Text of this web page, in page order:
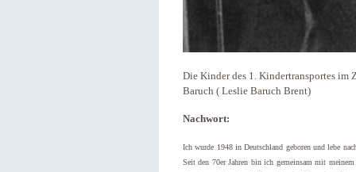
Die Kinder des 1. Kindertransportes
Baruch ( Leslie Baruch Brent)
Nachwort:
Ich wurde 1948 in Deutschland geboren und lebe
Seit den 70er Jahren bin ich gemeinsam mit